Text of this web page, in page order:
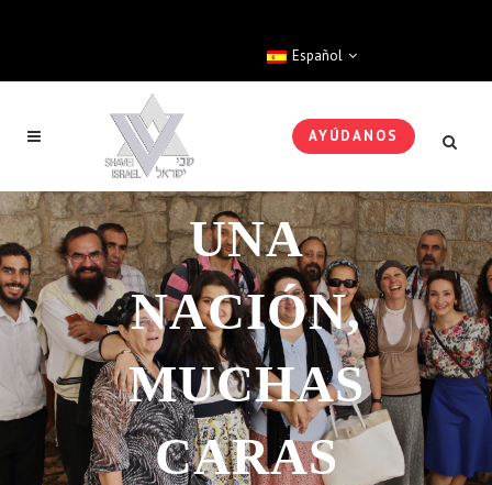
Español
AYÚDANOS
UNA
NACIÓN,
MUCHAS
CARAS